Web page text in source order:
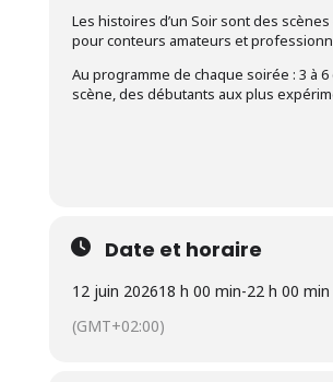
Les histoires d’un Soir sont des
pour conteurs amateurs et
Au programme de chaque soirée : 3 à
scène, des débutants aux plus
Date et horaire
12 juin 202618 h 00 min-22 h 00 min
(GMT+02:00)